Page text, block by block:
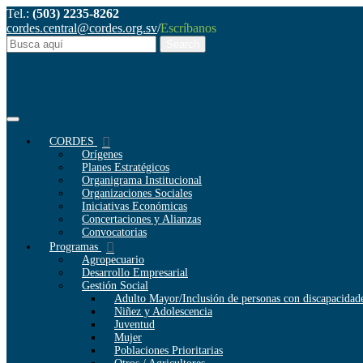
Tel.: (503) 2235-8262
cordes.central@cordes.org.sv/Escríbanos
CORDES
Orígenes
Planes Estratégicos
Organigrama Institucional
Organizaciones Sociales
Iniciativas Económicas
Concertaciones y Alianzas
Convocatorias
Programas
Agropecuario
Desarrollo Empresarial
Gestión Social
Adulto Mayor/Inclusión de personas con
Niñez y Adolescencia
Juventud
Mujer
Poblaciones Prioritarias